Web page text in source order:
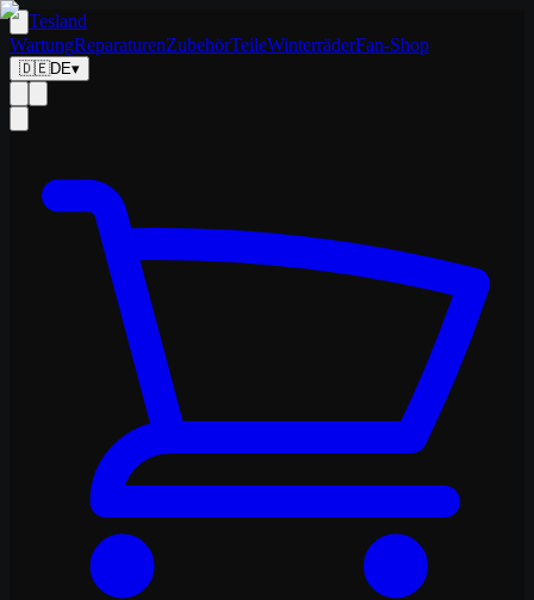
Tesland
WartungReparaturenZubehörTeileWinterräderFan-Shop
🇩🇪DE▾